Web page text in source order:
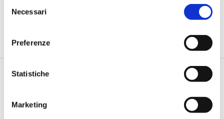
delNecessari
Preferenze
Statistiche
Marketing
di Flavio Padovan e Maddalena Libertini -
Il brand, veicolo ed
espressione dell'identità e dei valori dell'azienda, deve